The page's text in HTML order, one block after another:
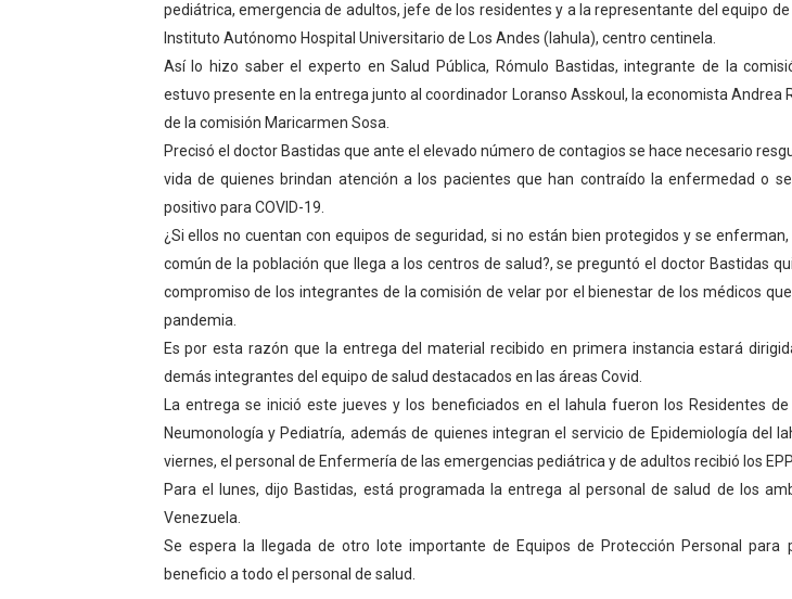
Fortaleciendo la economía comunal en El Vigía con
Campo Elías consolida plan de bacheo en el sector La Montañita
Fundecem inició con éxito el taller vacacional de origami
El Lactario del Iahula celebra la Semana Mundial de la Lactancia
Plan Vacacional "Venezuela Ríe 2026" brinda recreación y
Inicia el plan vacacional Venezuela Renace en el sector El
pediátrica, emergencia de adultos, jefe de los residentes y a la representante del equipo de
Instituto Autónomo Hospital Universitario de Los Andes (Iahula), centro centinela.
Así lo hizo saber el experto en Salud Pública, Rómulo Bastidas, integrante de la
estuvo presente en la entrega junto al coordinador Loranso Asskoul, la economista Andrea
de la comisión Maricarmen Sosa.
Precisó el doctor Bastidas que ante el elevado número de contagios se hace necesario
vida de quienes brindan atención a los pacientes que han contraído la enfermedad o
positivo para COVID-19.
¿Si ellos no cuentan con equipos de seguridad, si no están bien protegidos y se
común de la población que llega a los centros de salud?, se preguntó el doctor Bastidas
compromiso de los integrantes de la comisión de velar por el bienestar de los médicos
pandemia.
Es por esta razón que la entrega del material recibido en primera instancia estará
demás integrantes del equipo de salud destacados en las áreas Covid.
La entrega se inició este jueves y los beneficiados en el Iahula fueron los Residentes
Neumonología y Pediatría, además de quienes integran el servicio de Epidemiología del
viernes, el personal de Enfermería de las emergencias pediátrica y de adultos recibió los
Para el lunes, dijo Bastidas, está programada la entrega al personal de salud de los
Venezuela.
Se espera la llegada de otro lote importante de Equipos de Protección Personal para
beneficio a todo el personal de salud.